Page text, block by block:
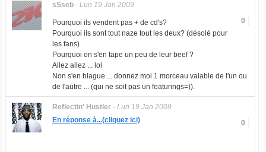
sSseb- Lun 19 Jan 2009
0
Pourquoi ils vendent pas + de cd's?
Pourquoi ils sont tout naze tout les deux? (désolé pour
les fans)
Pourquoi on s'en tape un peu de leur beef ?
Allez allez ... lol
Non s'en blague ... donnez moi 1 morceau valable de l'un ou
de l'autre ... (qui ne soit pas un featurings=)).
Reflectin' Hustler- Lun 19 Jan 2009
0
En réponse à...(cliquez ici)